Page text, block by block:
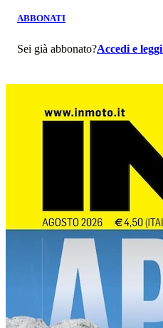
ABBONATI
Sei già abbonato?Accedi e leggi